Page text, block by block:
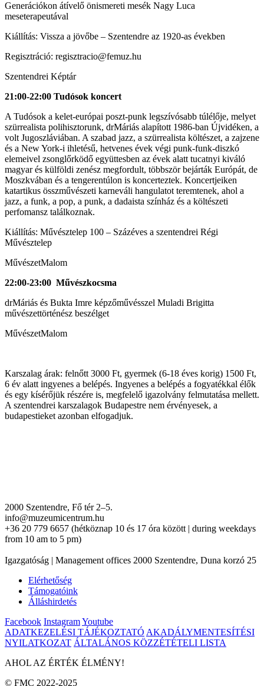
Generációkon átívelő önismereti mesék Nagy Luca
meseterapeutával
Kiállítás: Vissza a jövőbe – Szentendre az 1920-as években
Regisztráció: regisztracio@femuz.hu
Szentendrei Képtár
21:00-22:00 Tudósok koncert
A Tudósok a kelet-európai poszt-punk legszívósabb túlélője, melyet
szürrealista polihisztorunk, drMáriás alapított 1986-ban Újvidéken, a
volt Jugoszláviában. A szabad jazz, a szürrealista költészet, a zajzene
és a New York-i ihletésű, hetvenes évek végi punk-funk-diszkó
elemeivel zsonglőrködő együttesben az évek alatt tucatnyi kiváló
magyar és külföldi zenész megfordult, többször bejárták Európát, de
Moszkvában és a tengerentúlon is koncerteztek. Koncertjeiken
katartikus összművészeti karneváli hangulatot teremtenek, ahol a
jazz, a funk, a pop, a punk, a dadaista színház és a költészeti
perfomansz találkoznak.
Kiállítás: Művésztelep 100 – Százéves a szentendrei Régi
Művésztelep
MűvészetMalom
22:00-23:00 Művészkocsma
drMáriás és Bukta Imre képzőművésszel Muladi Brigitta
művészettörténész beszélget
MűvészetMalom
Karszalag árak: felnőtt 3000 Ft, gyermek (6-18 éves korig) 1500 Ft,
6 év alatt ingyenes a belépés. Ingyenes a belépés a fogyatékkal élők
és egy kísérőjük részére is, megfelelő igazolvány felmutatása mellett.
A szentendrei karszalagok Budapestre nem érvényesek, a
budapestieket azonban elfogadjuk.
2000 Szentendre, Fő tér 2–5.
info@muzeumicentrum.hu
+36 20 779 6657 (hétköznap 10 és 17 óra között | during weekdays
from 10 am to 5 pm)
Igazgatóság | Management offices 2000 Szentendre, Duna korzó 25
Elérhetőség
Támogatóink
Álláshirdetés
Facebook InstagramYoutube
ADATKEZELÉSI TÁJÉKOZTATÓ AKADÁLYMENTESÍTÉSI
NYILATKOZAT ÁLTALÁNOS KÖZZÉTÉTELI LISTA
AHOL AZ ÉRTÉK ÉLMÉNY!
© FMC 2022-2025